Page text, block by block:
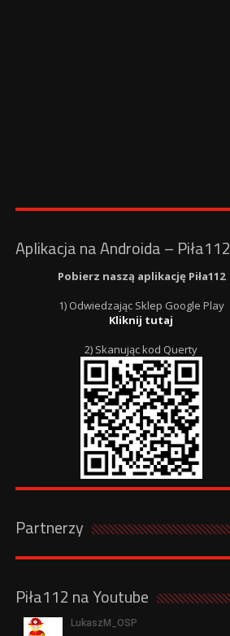
Aplikacja na Androida – Piła112
Pobierz naszą aplikację Piła112
1) Odwiedzając Sklep Google Play
Kliknij tutaj
2) Skanując kod Querty
Partnerzy
Piła112 na Youtube